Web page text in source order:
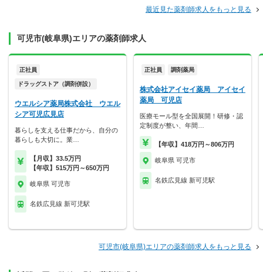
最近見た薬剤師求人をもっと見る
可児市(岐阜県)エリアの薬剤師求人
正社員
ドラッグストア（調剤併設）
ウエルシア薬局株式会社 ウエル
シア可児広見店
暮らしを支える仕事だから、自分の
暮らしも大切に。業…
【月収】33.5万円
【年収】515万円～650万円
岐阜県 可児市
名鉄広見線 新可児駅
正社員 調剤薬局
株式会社アイセイ薬局 アイセイ
薬局 可児店
医療モール型を全国展開！研修・認
定制度が整い、年間…
【年収】418万円～806万円
岐阜県 可児市
名鉄広見線 新可児駅
可児市(岐阜県)エリアの薬剤師求人をもっと見る